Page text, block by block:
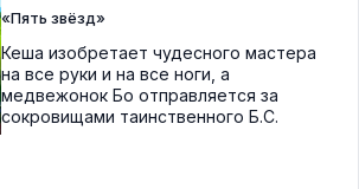
«Пять звёзд»
Кеша изобретает чудесного мастера
на все руки и на все ноги, а
медвежонок Бо отправляется за
сокровищами таинственного Б.С.